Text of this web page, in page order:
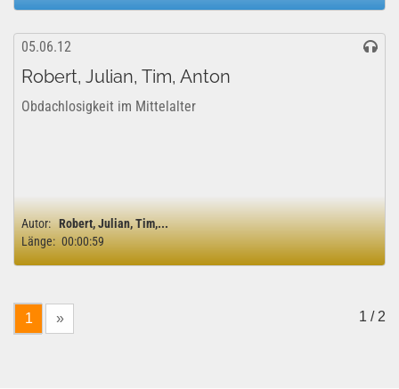
05.06.12
Robert, Julian, Tim, Anton
Obdachlosigkeit im Mittelalter
Autor: Robert, Julian, Tim,...
Länge: 00:00:59
1 » 1 / 2